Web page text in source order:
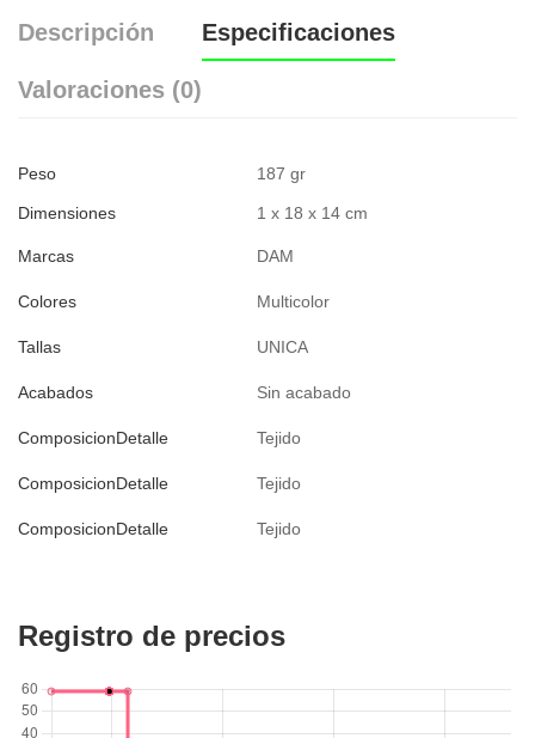
Descripción Especificaciones
Valoraciones (0)
Peso 187 gr
Dimensiones 1 x 18 x 14 cm
Marcas DAM
Colores Multicolor
Tallas UNICA
Acabados Sin acabado
ComposicionDetalle Tejido
ComposicionDetalle Tejido
ComposicionDetalle Tejido
Registro de precios